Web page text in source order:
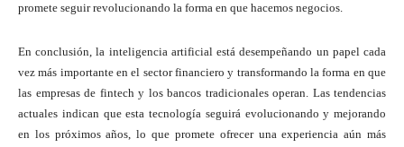
promete seguir revolucionando la forma en que hacemos negocios.
En conclusión, la inteligencia artificial está desempeñando un papel cada
vez más importante en el sector financiero y transformando la forma en que
las empresas de fintech y los bancos tradicionales operan. Las tendencias
actuales indican que esta tecnología seguirá evolucionando y mejorando
en los próximos años, lo que promete ofrecer una experiencia aún más